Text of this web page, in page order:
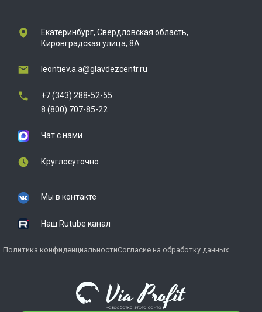
Екатеринбург, Свердловская область,
Кировградская улица, 8А
leontiev.a.a@glavdezcentr.ru
+7 (343) 288-52-55
8 (800) 707-85-22
Чат с нами
Круглосуточно
Мы в контакте
Наш Rutube канал
Политика конфиденциальностиСогласие на обработку данных